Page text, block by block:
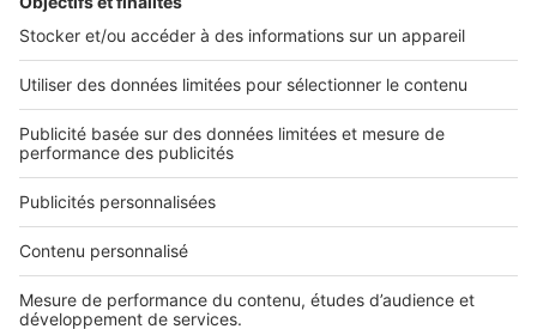
2 rue des Italiens 75009 Paris
01 53 38 80 00